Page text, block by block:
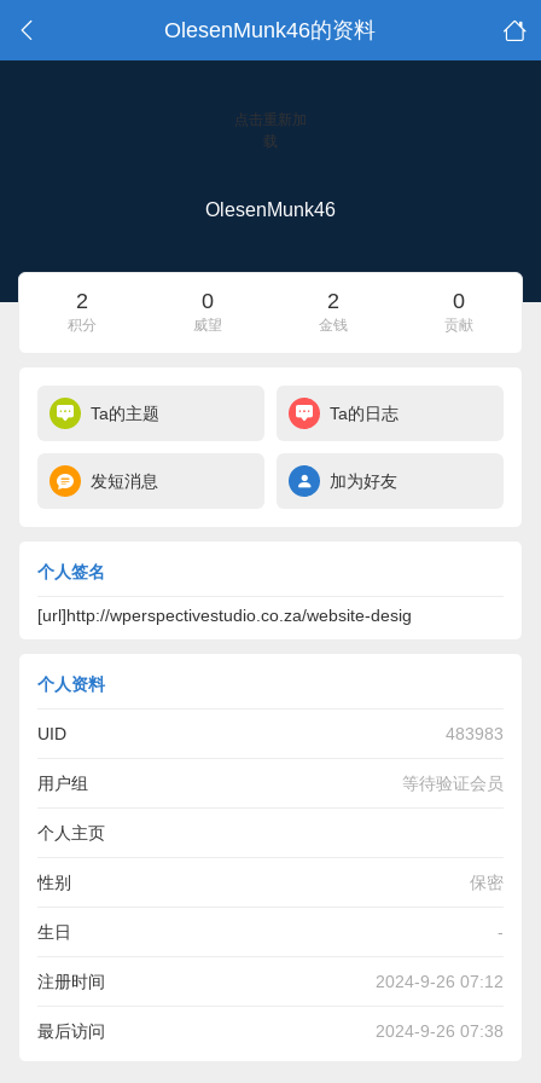
OlesenMunk46的资料
点击重新加
载
OlesenMunk46
2
积分
0
威望
2
金钱
0
贡献
Ta的主题 Ta的日志
发短消息 加为好友
个人签名
[url]http://wperspectivestudio.co.za/website-desig
个人资料
UID 483983
用户组 等待验证会员
个人主页
http://wperspectivestudio.co.za/website-design-company-
Johannesburg/
性别 保密
生日 -
注册时间 2024-9-26 07:12
最后访问 2024-9-26 07:38